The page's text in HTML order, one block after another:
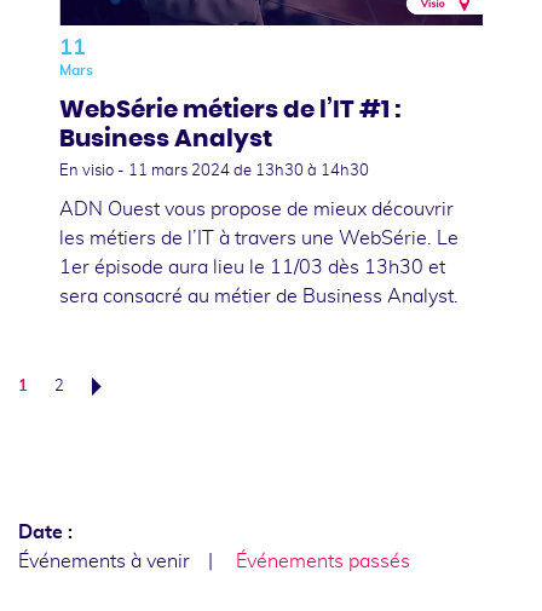
11
Mars
WebSérie métiers de l’IT #1 :
Business Analyst
En visio - 11 mars 2024 de 13h30 à 14h30
ADN Ouest vous propose de mieux découvrir
les métiers de l’IT à travers une WebSérie. Le
1er épisode aura lieu le 11/03 dès 13h30 et
sera consacré au métier de Business Analyst.
1 2
Date :
Événements à venir
Événements passés